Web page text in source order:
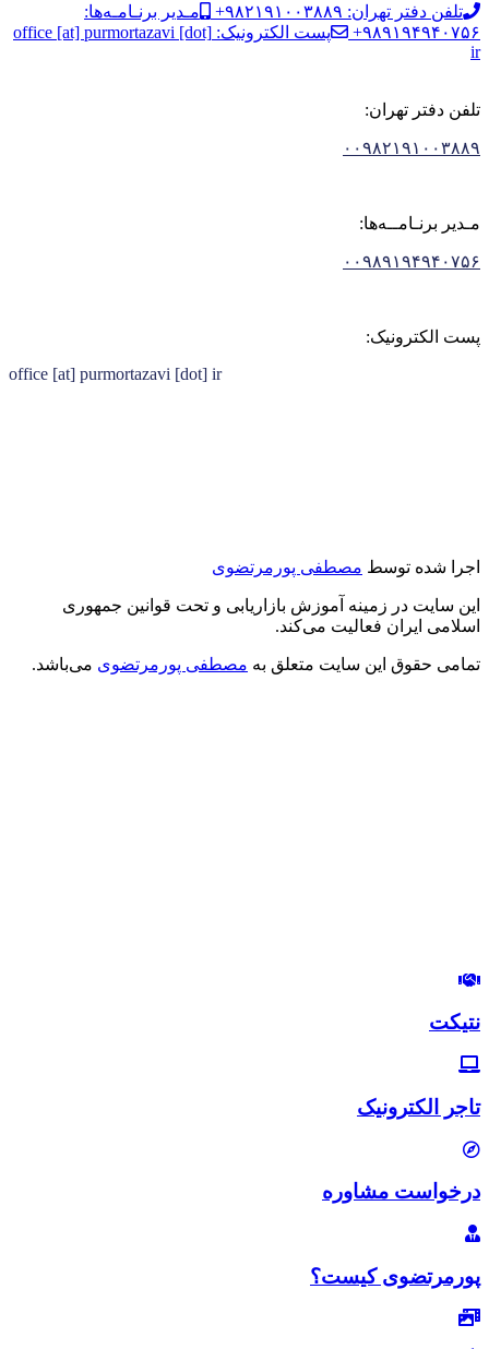
تلفن دفتر تهران: ۹۸۲۱۹۱۰۰۳۸۸۹+
مـدیر برنـامـه‌ها:
۹۸۹۱۹۴۹۴۰۷۵۶+
پست الکترونیک: office [at] purmortazavi [dot]
ir
تلفن دفتر تهران:
۰۰۹۸۲۱۹۱۰۰۳۸۸۹
مـدیر برنـامــه‌ها:
۰۰۹۸۹۱۹۴۹۴۰۷۵۶
پست الکترونیک:
office [at] purmortazavi [dot] ir
اجرا شده توسط مصطفی پورمرتضوی
این سایت در زمینه آموزش بازاریابی و تحت قوانین جمهوری
اسلامی ایران فعالیت می‌کند.
تمامی حقوق این سایت متعلق به مصطفی پورمرتضوی می‌باشد.
نتیکت
تاجر الکترونیک
درخواست مشاوره
پورمرتضوی کیست؟